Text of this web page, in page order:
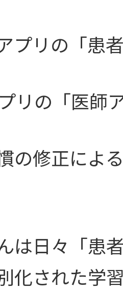
リの「患者
の「医師
の修正によ
は日々「患
化された学